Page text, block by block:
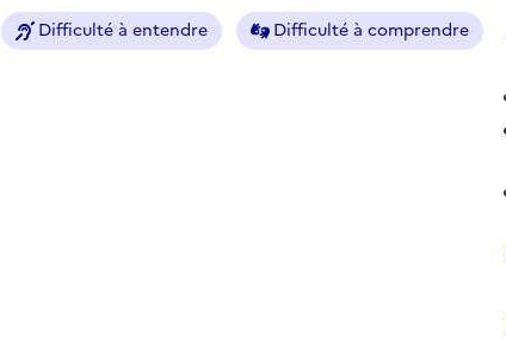
Difficulté à entendre Difficulté à comprendre